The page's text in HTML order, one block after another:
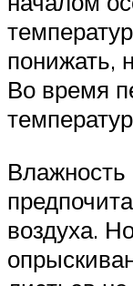
понижать,
Во время
воздуха.